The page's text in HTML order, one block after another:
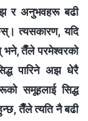
र अनुभवहरू बढी
त्यसकारण, यदि
भने, तैँले परमेश्‍वरको
पारिने अझ धेरै
समूहलाई सिद्ध
तैँले त्यति नै बढी